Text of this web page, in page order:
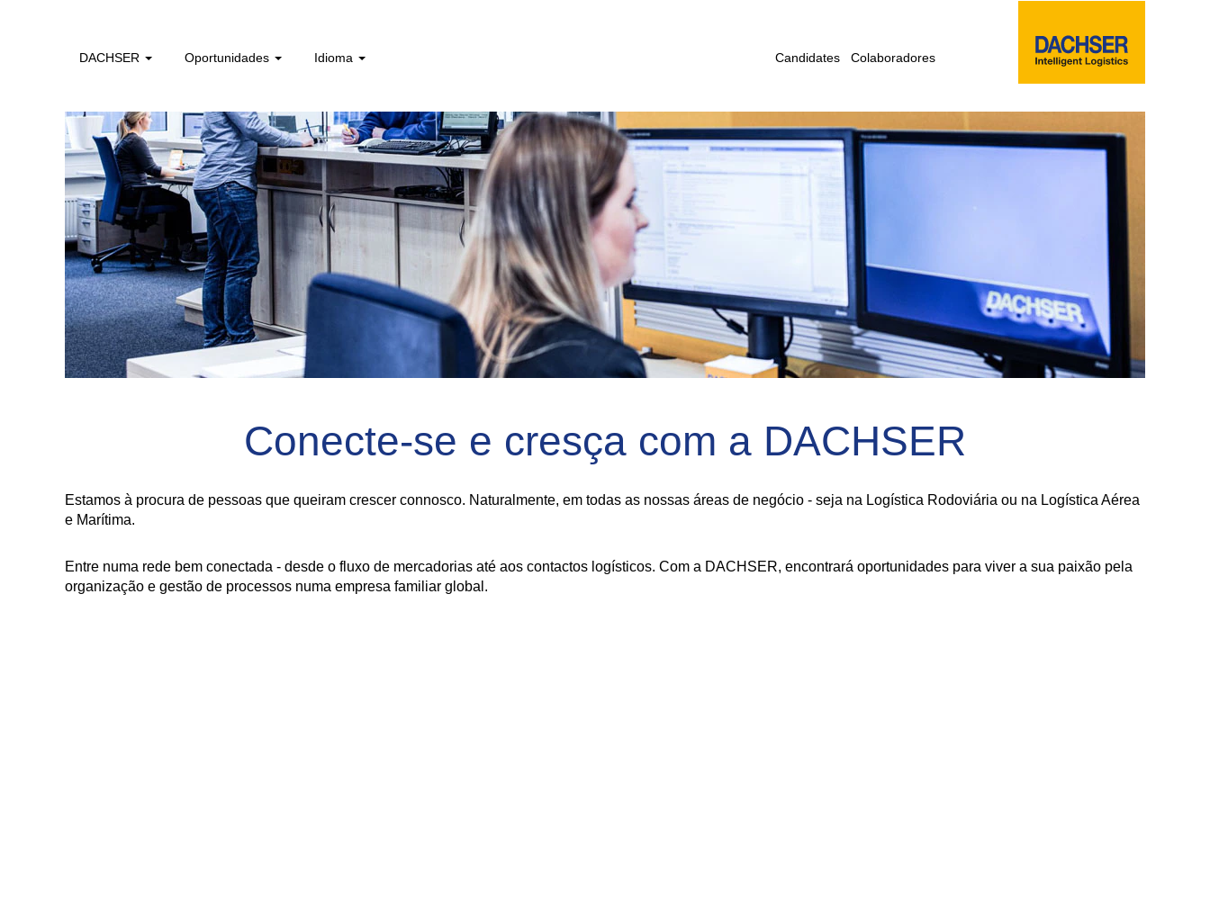
DACHSER Oportunidades Idioma Candidates Colaboradores
Conecte-se e cresça com a DACHSER
Estamos à procura de pessoas que queiram crescer connosco. Naturalmente, em todas as nossas áreas de negócio - seja na Logística Rodoviária ou na Logística Aérea
e Marítima.
Entre numa rede bem conectada - desde o fluxo de mercadorias até aos contactos logísticos. Com a DACHSER, encontrará oportunidades para viver a sua paixão pela
organização e gestão de processos numa empresa familiar global.